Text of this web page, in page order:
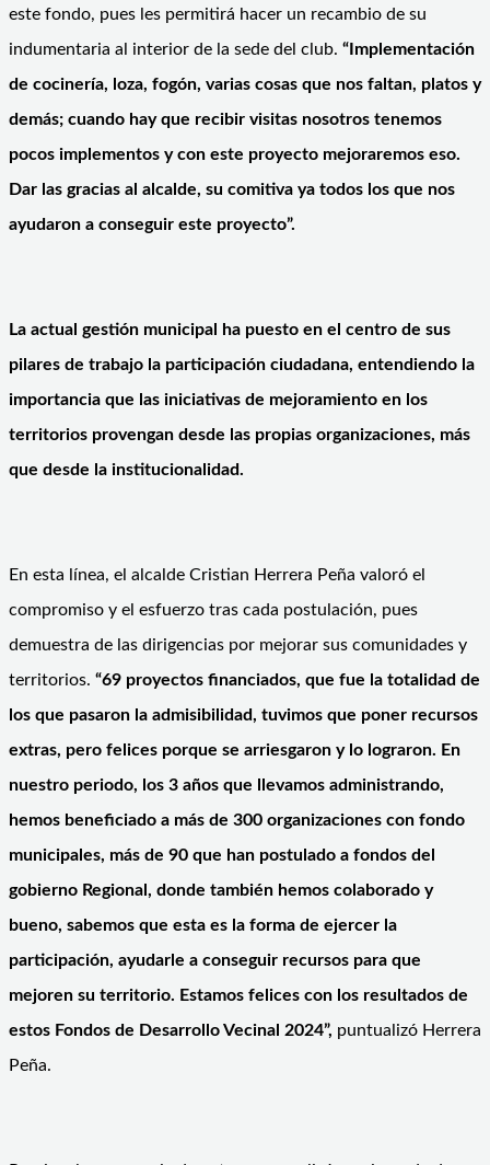
este fondo, pues les permitirá hacer un recambio de su
indumentaria al interior de la sede del club. “Implementación
de cocinería, loza, fogón, varias cosas que nos faltan, platos y
demás; cuando hay que recibir visitas nosotros tenemos
pocos implementos y con este proyecto mejoraremos eso.
Dar las gracias al alcalde, su comitiva ya todos los que nos
ayudaron a conseguir este proyecto”.
La actual gestión municipal ha puesto en el centro de sus
pilares de trabajo la participación ciudadana, entendiendo la
importancia que las iniciativas de mejoramiento en los
territorios provengan desde las propias organizaciones, más
que desde la institucionalidad.
En esta línea, el alcalde Cristian Herrera Peña valoró el
compromiso y el esfuerzo tras cada postulación, pues
demuestra de las dirigencias por mejorar sus comunidades y
territorios. “69 proyectos financiados, que fue la totalidad de
los que pasaron la admisibilidad, tuvimos que poner recursos
extras, pero felices porque se arriesgaron y lo lograron. En
nuestro periodo, los 3 años que llevamos administrando,
hemos beneficiado a más de 300 organizaciones con fondo
municipales, más de 90 que han postulado a fondos del
gobierno Regional, donde también hemos colaborado y
bueno, sabemos que esta es la forma de ejercer la
participación, ayudarle a conseguir recursos para que
mejoren su territorio. Estamos felices con los resultados de
estos Fondos de Desarrollo Vecinal 2024”, puntualizó Herrera
Peña.